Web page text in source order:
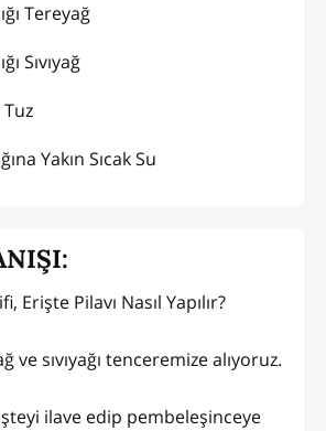
Tereyağ
Sıvıyağ
Yakın Sıcak Su
Erişte Pilavı Nasıl Yapılır?
ve sıvıyağı tenceremize alıyoruz.
ilave edip pembeleşinceye